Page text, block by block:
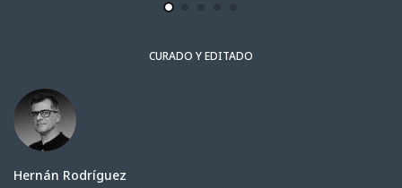
CURADO Y EDITADO
Hernán Rodríguez